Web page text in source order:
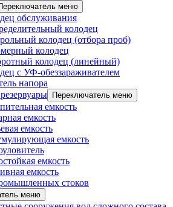
меню
обслуживания
колодец
колодец (отбора проб)
колодец
колодец (линейный)
с УФ-обеззараживателем
напора
Переключатель меню
емкость
емкость
емкость
емкость
емкость
емкость
стоков
меню